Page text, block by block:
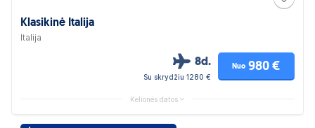
Klasikinė Italija
Italija
8d.
Su skrydžiu 1280 €
Nuo 980 €
Kelionės datos